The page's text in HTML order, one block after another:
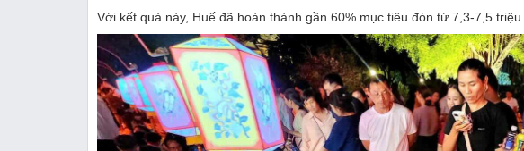
Với kết quả này, Huế đã hoàn thành gần 60% mục tiêu đón từ 7,3-7,5